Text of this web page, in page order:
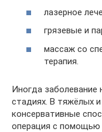
лазерное
грязевые и
массаж со
терапия.
Иногда заболевание
стадиях. В тяжёлых
консервативные
операция с помощью